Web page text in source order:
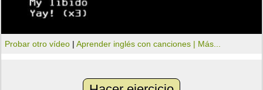
Probar otro vídeo |Aprender inglés con canciones | Más...